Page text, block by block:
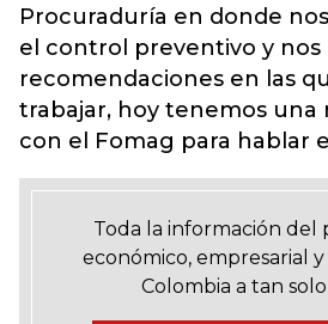
Procuraduría en donde
el control preventivo y nos
recomendaciones en las
trabajar, hoy tenemos una
con el Fomag para hablar
Toda la información del
económico, empresarial
Colombia a tan